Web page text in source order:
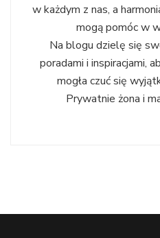
w każdym z nas, a
mogą pomóc w
Na blogu dzielę się
poradami i inspiracjami,
mogła czuć się
Prywatnie żona i